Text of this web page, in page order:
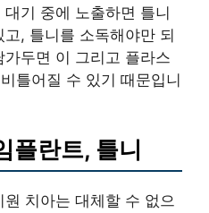
기 중에 노출하면 틀니
, 틀니를 소독해야만 되
두면 이 그리고 플라스
틀어질 수 있기 때문입니
플란트, 틀니
치아는 대체할 수 없으